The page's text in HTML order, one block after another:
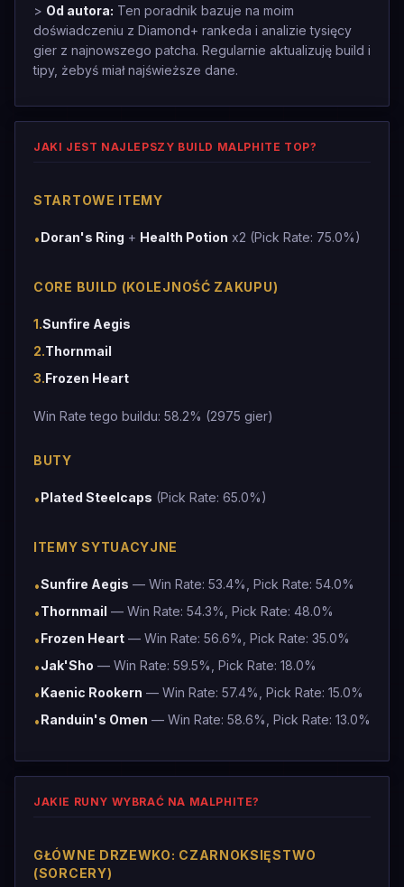
> Od autora: Ten poradnik bazuje na moim
doświadczeniu z Diamond+ rankeda i analizie tysięcy
gier z najnowszego patcha. Regularnie aktualizuję build i
tipy, żebyś miał najświeższe dane.
JAKI JEST NAJLEPSZY BUILD MALPHITE TOP?
STARTOWE ITEMY
•Doran's Ring + Health Potion x2 (Pick Rate: 75.0%)
CORE BUILD (KOLEJNOŚĆ ZAKUPU)
1.Sunfire Aegis
2.Thornmail
3.Frozen Heart
Win Rate tego buildu: 58.2% (2975 gier)
BUTY
•Plated Steelcaps (Pick Rate: 65.0%)
ITEMY SYTUACYJNE
•Sunfire Aegis — Win Rate: 53.4%, Pick Rate: 54.0%
•Thornmail — Win Rate: 54.3%, Pick Rate: 48.0%
•Frozen Heart — Win Rate: 56.6%, Pick Rate: 35.0%
•Jak'Sho — Win Rate: 59.5%, Pick Rate: 18.0%
•Kaenic Rookern — Win Rate: 57.4%, Pick Rate: 15.0%
•Randuin's Omen — Win Rate: 58.6%, Pick Rate: 13.0%
JAKIE RUNY WYBRAĆ NA MALPHITE?
GŁÓWNE DRZEWKO: CZARNOKSIĘSTWO
(SORCERY)